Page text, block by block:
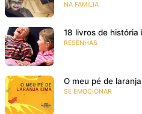
NA FAMÍLIA
18 livros de
RESENHAS
O meu pé de
SE EMOCIONAR